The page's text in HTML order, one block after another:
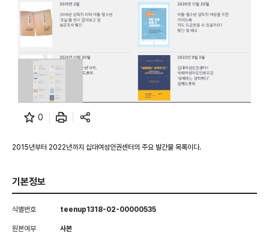
0
2015년부터 2022년까지 십대여성인권센터의 주요 발간물 목록이다.
기본정보
식별번호 teenup1318-02-00000535
원본여부 사본